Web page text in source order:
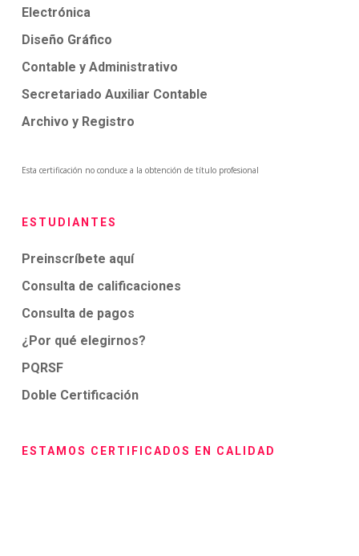
Electrónica
Diseño Gráfico
Contable y Administrativo
Secretariado Auxiliar Contable
Archivo y Registro
Esta certificación no conduce a la obtención de título profesional
ESTUDIANTES
Preinscríbete aquí
Consulta de calificaciones
Consulta de pagos
¿Por qué elegirnos?
PQRSF
Doble Certificación
ESTAMOS CERTIFICADOS EN CALIDAD